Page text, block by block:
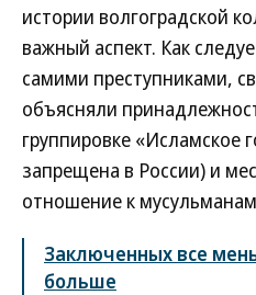
истории волгоградской
важный аспект. Как
самими преступниками,
объясняли
группировке «Исламское
запрещена в России) и
отношение к
Заключенных все
больше